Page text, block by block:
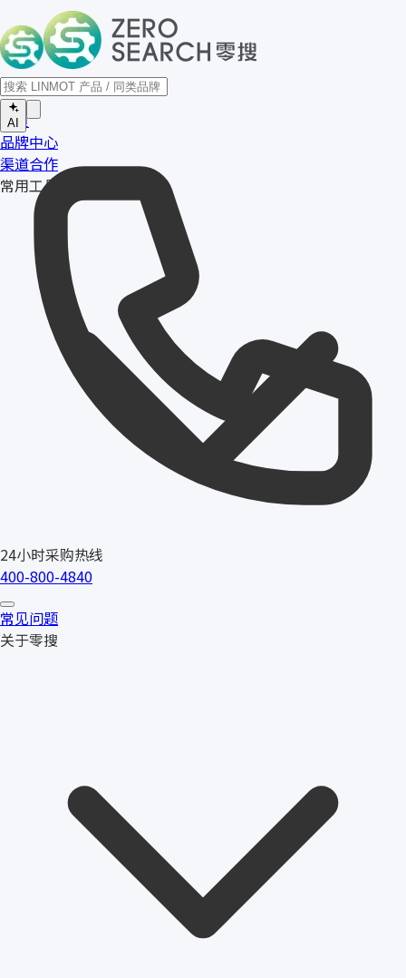
AI
24小时采购热线
400-800-4840
首页
品牌中心
渠道合作
常用工具
常见问题
关于零搜